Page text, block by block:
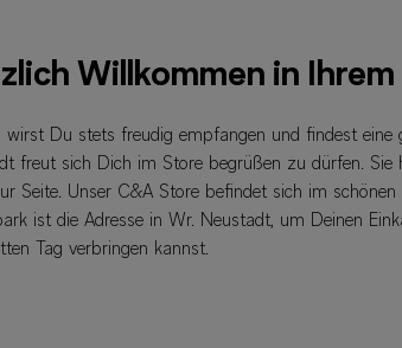
Willkommen in
wirst Du stets freudig empfangen und findest
freut sich Dich im Store begrüßen zu dürfen. Sie
Seite. Unser C&A Store befindet sich im
ist die Adresse in Wr. Neustadt, um Deinen
Tag verbringen kannst.